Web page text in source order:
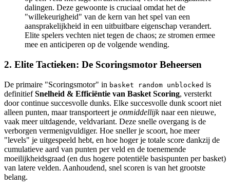
dalingen. Deze gewoonte is cruciaal omdat het de
"willekeurigheid" van de kern van het spel van een
aansprakelijkheid in een uitbuitbare eigenschap verandert.
Elite spelers vechten niet tegen de chaos; ze stromen ermee
mee en anticiperen op de volgende wending.
2. Elite Tactieken: De Scoringsmotor Beheersen
De primaire "Scoringsmotor" in basket random unblocked is
definitiefSnelheid & Efficiëntie van Basket Scoring, versterkt
door continue succesvolle dunks. Elke succesvolle dunk scoort niet
alleen punten, maar transporteert je onmiddellijknaar een nieuwe,
vaak meer uitdagende, veldvariant. Deze snelle overgang is de
verborgen vermenigvuldiger. Hoe sneller je scoort, hoe meer
"levels" je uitgespeeld hebt, en hoe hoger je totale score dankzij de
cumulatieve aard van punten per veld en de toenemende
moeilijkheidsgraad (en dus hogere potentiële basispunten per basket)
van latere velden. Aanhoudend, snel scoren is van het grootste
belang.